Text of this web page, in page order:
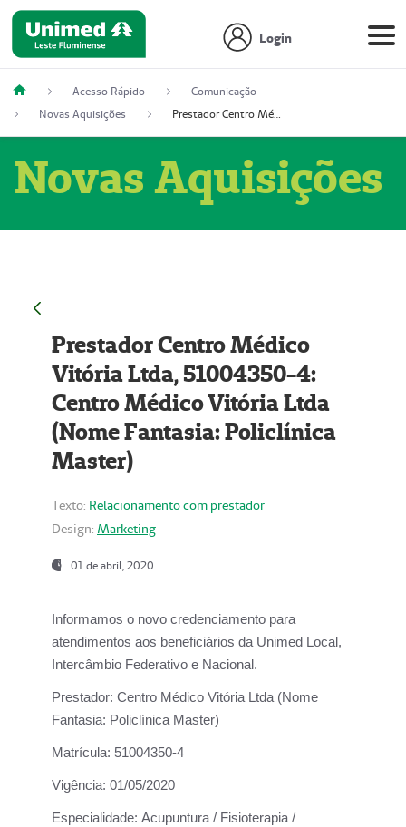
Login
Acesso Rápido
Comunicação
Novas Aquisições
Prestador Centro Médico Vitória Ltda, 51004350-4: Centro Médico Vitória Ltda (Nome Fantasia: Policlínica Master)
Novas Aquisições
Prestador Centro Médico
Vitória Ltda, 51004350-4:
Centro Médico Vitória Ltda
(Nome Fantasia: Policlínica
Master)
Texto: Relacionamento com prestador
Design: Marketing
01 de abril, 2020
Informamos o novo credenciamento para
atendimentos aos beneficiários da Unimed Local,
Intercâmbio Federativo e Nacional.
Prestador: Centro Médico Vitória Ltda (Nome
Fantasia: Policlínica Master)
Matrícula: 51004350-4
Vigência: 01/05/2020
Especialidade: Acupuntura / Fisioterapia /